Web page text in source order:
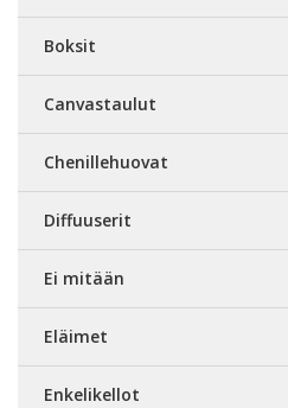
Boksit
Canvastaulut
Chenillehuovat
Diffuuserit
Ei mitään
Eläimet
Enkelikellot